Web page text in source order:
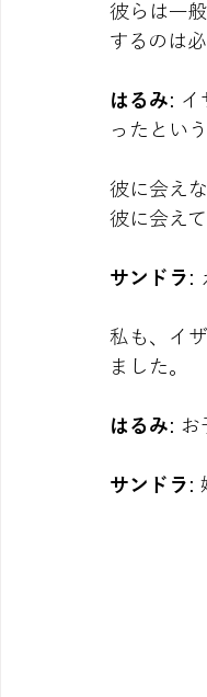
彼らは一
するのは
はるみ: イ
ったとい
彼に会え
彼に会え
サンドラ :
私も、イ
ました。
はるみ: お
サンドラ :